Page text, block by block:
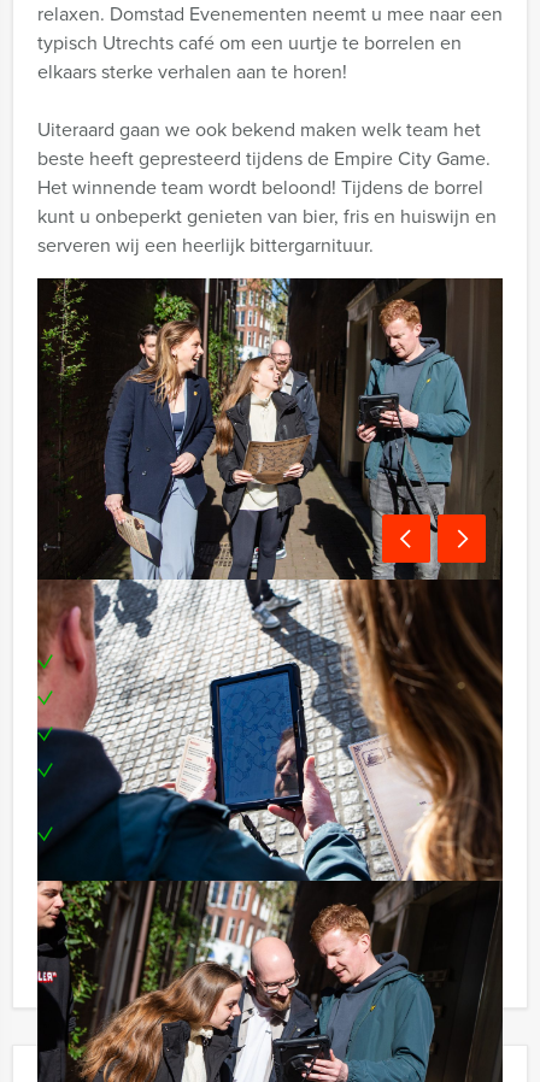
relaxen. Domstad Evenementen neemt u mee naar een
typisch Utrechts café om een uurtje te borrelen en
elkaars sterke verhalen aan te horen!
Uiteraard gaan we ook bekend maken welk team het
beste heeft gepresteerd tijdens de Empire City Game.
Het winnende team wordt beloond! Tijdens de borrel
kunt u onbeperkt genieten van bier, fris en huiswijn en
serveren wij een heerlijk bittergarnituur.
Inclusief:
Uitgebreide lunch naar keuze
Professionele begeleiders
Tablets en portofoons
1 uur onbeperkt bier, fris en huiswijn en
bittergarnituur
Te boeken op uw gewenste dag en tijdstip!
Komt u niet aan het minimale aantal deelnemers voor
dit dagarrangement? Als u bereid bent voor het
minimale aantal te betalen, kunt u ook gewoon voor
minder personen boeken!